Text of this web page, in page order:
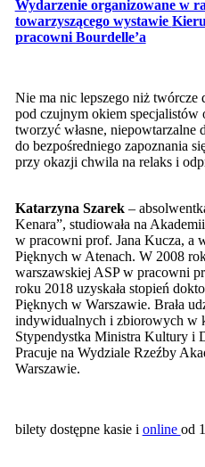
Wydarzenie organizowane w
towarzyszącego wystawie
pracowni Bourdelle’a
Nie ma nic lepszego niż twórcze
pod czujnym okiem specjalistów
tworzyć własne, niepowtarzalne
do bezpośredniego zapoznania
przy okazji chwila na relaks i
Katarzyna Szarek–
Kenara”, studiowała na
w pracowni prof. Jana Kucza, a
Pięknych w Atenach. W 2008
warszawskiej ASP w pracowni
roku 2018 uzyskała stopień
Pięknych w Warszawie. Brała
indywidualnych i zbiorowych w
Stypendystka Ministra Kultury i
Pracuje na Wydziale Rzeźby
Warszawie.
bilety dostępne kasie i online od